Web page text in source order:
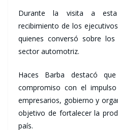
Durante la visita a esta
recibimiento de los
quienes conversó sobre
sector automotriz.
Haces Barba destacó
compromiso con el
empresarios, gobierno y
objetivo de fortalecer la
país.